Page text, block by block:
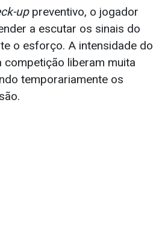
up preventivo, o jogador
a escutar os sinais do
o esforço. A intensidade do
competição liberam muita
temporariamente os